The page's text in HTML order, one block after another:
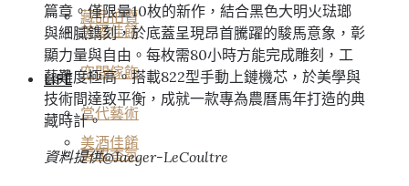
藏品拍賣
LIFE
美酒佳餚
美酒佳餚
空間傢飾
當代藝術
美妝香氛
篇章。僅限量10枚的新作，結合黑色大明火琺瑯
與細膩鐫刻，於底蓋呈現昂首騰躍的駿馬意象，彰
顯力量與自由。每枚需80小時方能完成雕刻，工
藝難度極高。搭載822型手動上鏈機芯，於美學與
技術間達致平衡，成就一款專為農曆馬年打造的典
藏時計。
資料提供@Jaeger-LeCoultre